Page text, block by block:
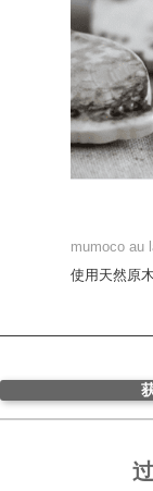
mumoco au
使用天然原